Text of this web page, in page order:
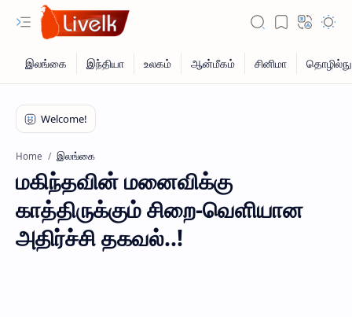
Home இலங்கை
மகிந்தவின் மனைவிக்கு
காத்திருக்கும் சிறை-வெளியான
அதிர்ச்சி தகவல்..!